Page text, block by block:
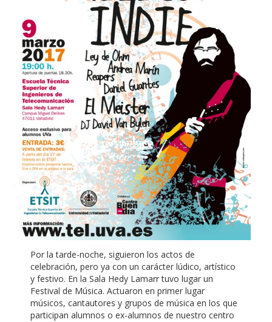
Por la tarde-noche, siguieron los actos de
celebración, pero ya con un carácter lúdico, artístico
y festivo. En la Sala Hedy Lamarr tuvo lugar un
Festival de Música. Actuaron en primer lugar
músicos, cantautores y grupos de música en los que
participan alumnos o ex-alumnos de nuestro centro